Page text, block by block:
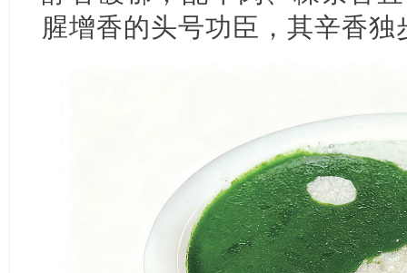
腥增香的头号功臣，其辛香